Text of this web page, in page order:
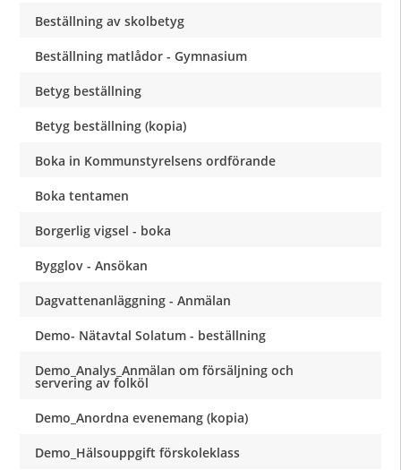
Beställning av skolbetyg
Beställning matlådor - Gymnasium
Betyg beställning
Betyg beställning (kopia)
Boka in Kommunstyrelsens ordförande
Boka tentamen
Borgerlig vigsel - boka
Bygglov - Ansökan
Dagvattenanläggning - Anmälan
Demo- Nätavtal Solatum - beställning
Demo_Analys_Anmälan om försäljning och
servering av folköl
Demo_Anordna evenemang (kopia)
Demo_Hälsouppgift förskoleklass